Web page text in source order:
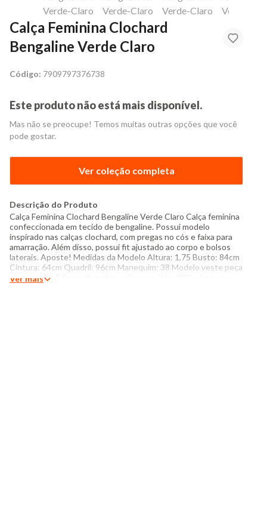
Calça Feminina Clochard
Bengaline Verde Claro
Código: 7909797376738
Este produto não está mais disponível.
Mas não se preocupe! Temos muitas outras opções que você
pode gostar.
Ver coleção completa
Descrição do Produto
Calça Feminina Clochard Bengaline Verde Claro Calça feminina
confeccionada em tecido de bengaline. Possui modelo
inspirado nas calças clochard, com pregas no cós e faixa para
amarração. Além disso, possui fit ajustado ao corpo e bolsos
laterais. Aposte! Medidas da Modelo Altura: 1,75 Busto: 84cm
Cintura: 64cm Quadril: 96cm Manequim: 38 Modelo veste peça
no tamanho P Especificações: - Composição: 78% viscose,
Ver mais